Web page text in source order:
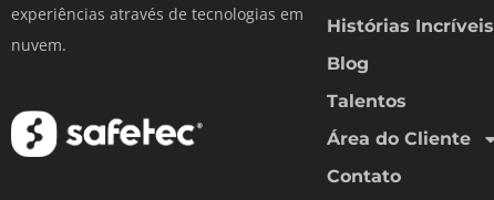
experiências através de tecnologias em
nuvem.
Histórias Incríveis
Blog
Talentos
Área do Cliente
Contato